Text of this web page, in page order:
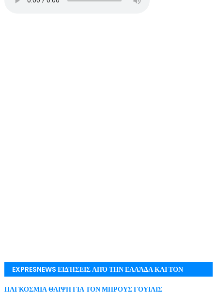
EXPRESNEWS ΕΙΔΉΣΕΙΣ ΑΠΌ ΤΗΝ ΕΛΛΆΔΑ ΚΑΙ ΤΟΝ
ΠΑΓΚΟΣΜΙΑ ΘΛΙΨΗ ΓΙΑ ΤΟΝ ΜΠΡΟΥΣ ΓΟΥΙΛΙΣ